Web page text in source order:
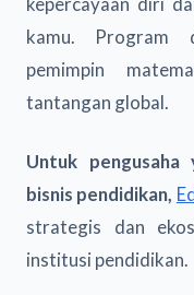
kamu. Program
pemimpin
tantangan global.
Untuk
bisnis pendidikan,
strategis dan
institusi pendidikan.